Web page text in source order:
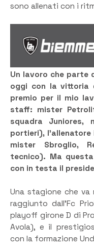
sono allenati con i
Un lavoro che parte
oggi con la vittoria
premio per il mio
staff: mister
squadra Juniores,
portieri),
mister Sbroglio,
tecnico). Ma
con in testa il
Una stagione che
raggiunto dall’Fc
playoff girone D di
Avola), e il
con la formazione